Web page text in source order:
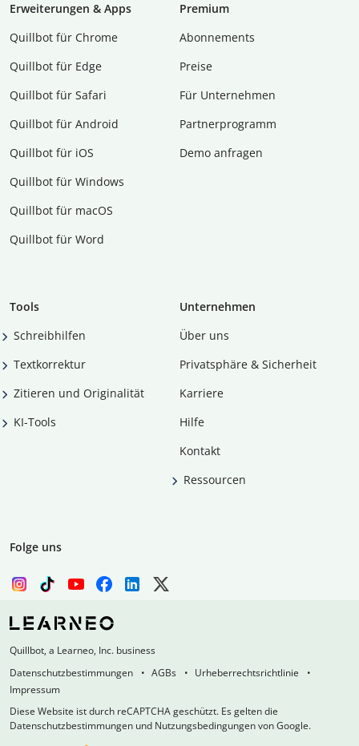
Erweiterungen & Apps
Quillbot für Chrome
Quillbot für Edge
Quillbot für Safari
Quillbot für Android
Quillbot für iOS
Quillbot für Windows
Quillbot für macOS
Quillbot für Word
Premium
Abon­ne­ments
Preise
Für Unternehmen
Partnerprogramm
Demo anfragen
Tools
Schreibhilfen
Textkorrektur
Zitieren und Originalität
KI-Tools
Unternehmen
Über uns
Privatsphäre & Sicherheit
Karriere
Hilfe
Kontakt
Ressourcen
Folge uns
Quillbot, a Learneo, Inc. business
Datenschutzbestimmungen
AGBs
Urheberrechtsrichtlinie
Impressum
Diese Website ist durch reCAPTCHA geschützt. Es gelten die
Datenschutzbestimmungen und Nutzungsbedingungen von Google.